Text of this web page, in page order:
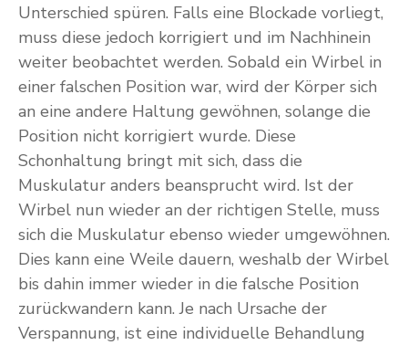
Unterschied spüren. Falls eine Blockade vorliegt,
muss diese jedoch korrigiert und im Nachhinein
weiter beobachtet werden. Sobald ein Wirbel in
einer falschen Position war, wird der Körper sich
an eine andere Haltung gewöhnen, solange die
Position nicht korrigiert wurde. Diese
Schonhaltung bringt mit sich, dass die
Muskulatur anders beansprucht wird. Ist der
Wirbel nun wieder an der richtigen Stelle, muss
sich die Muskulatur ebenso wieder umgewöhnen.
Dies kann eine Weile dauern, weshalb der Wirbel
bis dahin immer wieder in die falsche Position
zurückwandern kann. Je nach Ursache der
Verspannung, ist eine individuelle Behandlung